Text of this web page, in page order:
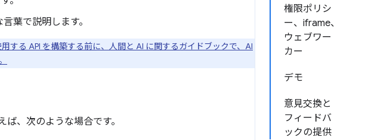
権限ポリシ
ー、iframe、
ウェブワー
カー
デモ
意見交換と
フィードバ
ックの提供
葉で説明します。
する API を構築する前に、人間と AI に関するガイドブックで、AI
、次のような場合です。